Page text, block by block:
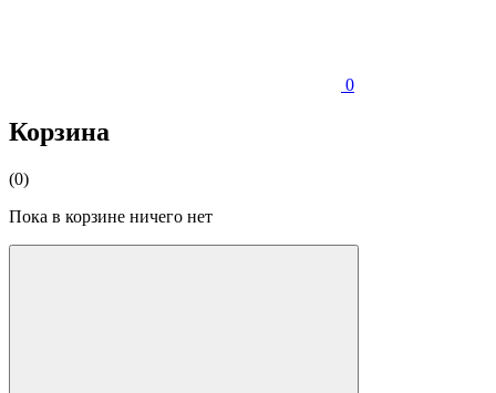
0
Корзина
(0)
Пока в корзине ничего нет